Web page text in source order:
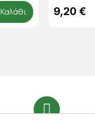
Καλάθι 9,20 €